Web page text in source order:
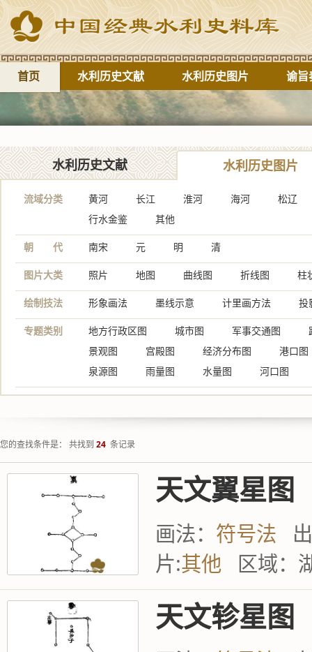
首页 水利历史文献 水利历史图片 谕旨
水利历史文献 水利历史图片
流域分类 黄河 长江 淮河 海河
松辽
行水金鉴
其他
朝 代 南宋 元 明 清
图片大类 照片 地图 曲线图 折线图 柱
绘制技法 形象画法 墨线示意 计里画方法 投
专题类别 地方行政区图 城市图 军事交通图
景观图
宫殿图 经济分布图
港口图
泉源图
雨量图 水量图 河口图
您的查找条件是： 共找到 24 条记录
天文翼星图
画法： 符号法
片:其他 区域：
天文轸星图